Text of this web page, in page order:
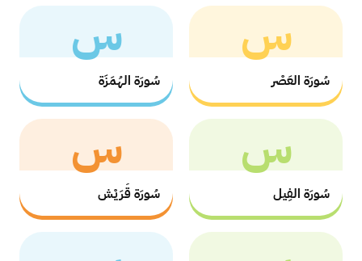
س
سُورَة العَصْر
س
سُورَة الهُمَزَة
س
سُورَة الفِيل
س
سُورَة قُرَيْش